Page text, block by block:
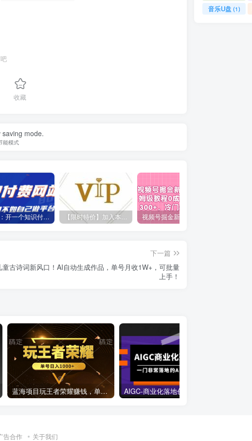
收藏
mode.
能模式
搭建：开一个知识付费资源网站，24小时全自动赚钱！ 【限时特价】加入本站VIP会员，海量最新各大团队网赚内部教程全免费，每天持续更新！
下一篇
童古诗词新风口！AI自动生成作品，单号月收1W+，可批量
上手！
蓝海项目玩王者荣耀赚钱，单账号日入1000+，全民项目
音乐U盘 (1)
告合作 关于我们